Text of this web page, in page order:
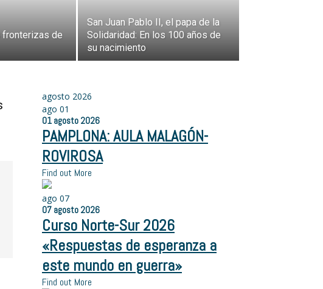
fronterizas de
San Juan Pablo II, el papa de la
Solidaridad: En los 100 años de
su nacimiento
agosto 2026
ago 01
01 agosto 2026
PAMPLONA: AULA MALAGÓN-
ROVIROSA
Find out More
ago 07
07 agosto 2026
Curso Norte-Sur 2026
«Respuestas de esperanza a
este mundo en guerra»
Find out More